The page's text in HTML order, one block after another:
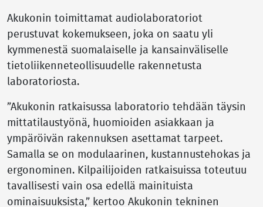
Akukonin toimittamat audiolaboratoriot
perustuvat kokemukseen, joka on saatu yli
kymmenestä suomalaiselle ja kansainväliselle
tietoliikenneteollisuudelle rakennetusta
laboratoriosta.
”Akukonin ratkaisussa laboratorio tehdään täysin
mittatilaustyönä, huomioiden asiakkaan ja
ympäröivän rakennuksen asettamat tarpeet.
Samalla se on modulaarinen, kustannustehokas ja
ergonominen. Kilpailijoiden ratkaisuissa toteutuu
tavallisesti vain osa edellä mainituista
ominaisuuksista,” kertoo Akukonin tekninen